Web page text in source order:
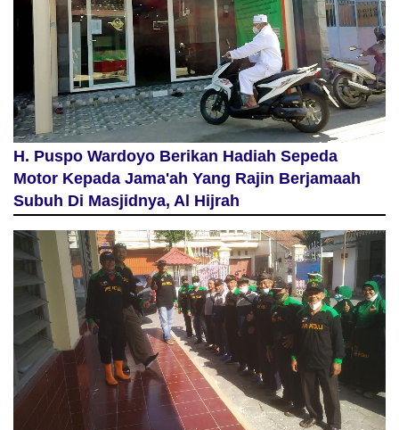
H. Puspo Wardoyo Berikan Hadiah Sepeda
Motor Kepada Jama'ah Yang Rajin Berjamaah
Subuh Di Masjidnya, Al Hijrah